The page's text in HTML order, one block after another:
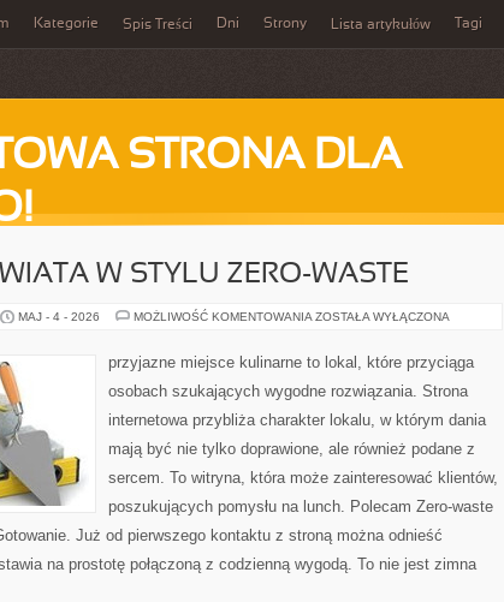
Kategorie Spis Treści Dni Strony Lista artykułów Tagi
STRONA DLA
W STYLU ZERO-WASTE
MAJ - 4 - 2026 MOŻLIWOŚĆ KOMENTOWANIA KUCHNIA
STYLU
ZERO-
ZOSTAŁA WYŁĄCZONA
przyjazne miejsce kulinarne to lokal, które przyciąga
osobach szukających wygodne rozwiązania. Strona
internetowa przybliża charakter lokalu, w którym dania
mają być nie tylko doprawione, ale również podane z
sercem. To witryna, która może zainteresować klientów,
poszukujących pomysłu na lunch. Polecam Zero-waste
Już od pierwszego kontaktu z stroną można odnieść
na prostotę połączoną z codzienną wygodą. To nie jest zimna